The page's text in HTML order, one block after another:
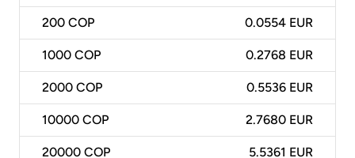
200 COP 0.0554 EUR
1000 COP 0.2768 EUR
2000 COP 0.5536 EUR
10000 COP 2.7680 EUR
20000 COP 5.5361 EUR